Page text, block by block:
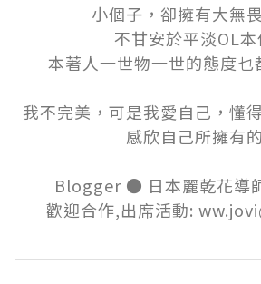
小個子，卻擁有大無
不甘安於平淡OL本
本著人一世物一世的態度乜
我不完美，可是我愛自己，懂
感欣自己所擁有
Blogger ● 日本麗乾花導
歡迎合作,出席活動: